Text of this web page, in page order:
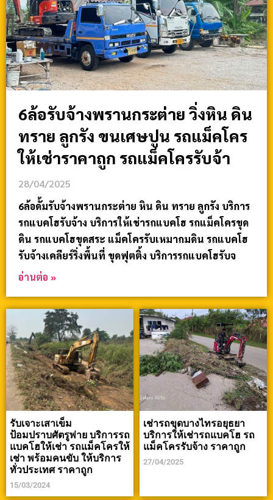
6ล้อรับจ้างพรานกระต่าย วิ่งหิน ดิน
ทราย ลูกรัง ขนเศษปูน รถแม็คโคร
ให้เช่าราคาถูก รถแม็คโครรับจ้า
28/04/2025
6ล้อดั้มรับจ้างพรานกระต่าย หิน ดิน ทราย ลูกรัง บริการ
รถแบคโฮรับจ้าง บริการให้เช่ารถแบคโฮ รถแม็คโครขุด
ดิน รถแบคโฮขุดสระ แม็คโครรับเหมาถมดิน รถแบคโฮ
รับจ้างเคลียร์ริ่งพื้นที่ ขุดฟุตติ้ง บริการรถแบคโฮรับจ
อ่านต่อ »
รับเจาะเสาเข็ม
ป้อมปราบศัตรูพ่าย บริการรถ
แบคโฮให้เช่า รถแม็คโครให้
เช่า พร้อมคนขับ ให้บริการ
ทั่วประเทศ ราคาถูก
15/03/2024
เช่ารถขุดบางไทรอยุธยา
บริการให้เช่ารถแบคโฮ รถ
แม็คโครรับจ้าง ราคาถูก
27/04/2025